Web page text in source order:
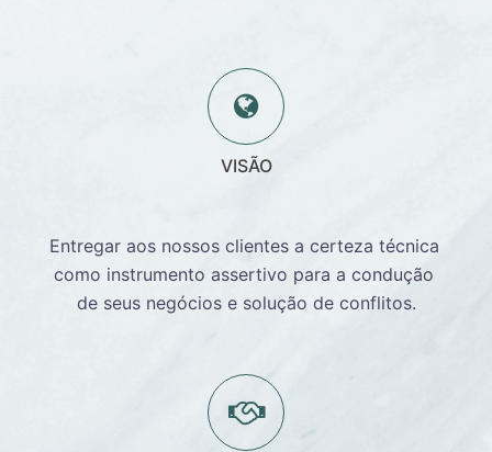
VISÃO
Entregar aos nossos clientes a certeza técnica
como instrumento assertivo para a condução
de seus negócios e solução de conflitos.